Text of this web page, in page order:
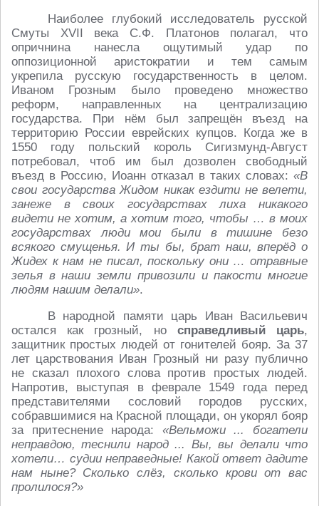
Наиболее глубокий исследователь русской
Смуты XVII века С.Ф. Платонов полагал, что
опричнина нанесла ощутимый удар по
оппозиционной аристократии и тем самым
укрепила русскую государственность в целом.
Иваном Грозным было проведено множество
реформ, направленных на централизацию
государства. При нём был запрещён въезд на
территорию России еврейских купцов. Когда же в
1550 году польский король Сигизмунд-Август
потребовал, чтоб им был дозволен свободный
въезд в Россию, Иоанн отказал в таких словах: «В
свои государства Жидом никак ездити не велети,
занеже в своих государствах лиха никакого
видети не хотим, а хотим того, чтобы … в моих
государствах люди мои были в тишине безо
всякого смущенья. И ты бы, брат наш, вперёд о
Жидех к нам не писал, поскольку они … отравные
зелья в наши земли привозили и пакости многие
людям нашим делали».
В народной памяти царь Иван Васильевич
остался как грозный, но справедливый царь,
защитник простых людей от гонителей бояр. За 37
лет царствования Иван Грозный ни разу публично
не сказал плохого слова против простых людей.
Напротив, выступая в феврале 1549 года перед
представителями сословий городов русских,
собравшимися на Красной площади, он укорял бояр
за притеснение народа: «Вельможи ... богатели
неправдою, теснили народ ... Вы, вы делали что
хотели… судии неправедные! Какой ответ дадите
нам ныне? Сколько слёз, сколько крови от вас
пролилося?»